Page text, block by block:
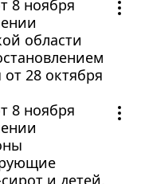
8 ноября
области
28 октября
8 ноября
и детей,